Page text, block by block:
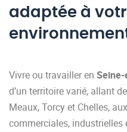
adaptée à
Vivre ou travailler en
d’un territoire varié, allant
Meaux, Torcy et Chelles,
commerciales, industrielles